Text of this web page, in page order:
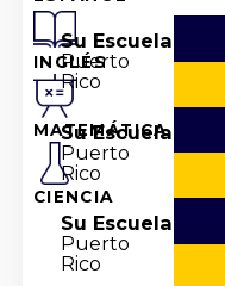
INGLÉS
MATEMÁTICA
CIENCIA
Su Escuela
Puerto
Rico
Su Escuela
Puerto
Rico
Su Escuela
Puerto
Rico